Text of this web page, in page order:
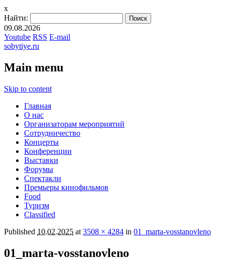
x
Найти:
09.08.2026
Youtube RSS E-mail
sobytiye.ru
Main menu
Skip to content
Главная
О нас
Организаторам мероприятий
Сотрудничество
Концерты
Конференции
Выставки
Форумы
Спектакли
Премьеры кинофильмов
Food
Туризм
Сlassified
Published 10.02.2025 at 3508 × 4284 in 01_marta-vosstanovleno
01_marta-vosstanovleno